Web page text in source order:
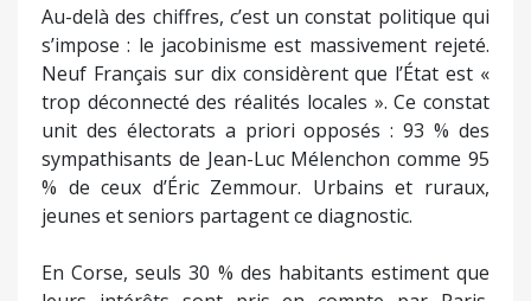
Au-delà des chiffres, c’est un constat politique qui
s’impose : le jacobinisme est massivement rejeté.
Neuf Français sur dix considèrent que l’État est «
trop déconnecté des réalités locales ». Ce constat
unit des électorats a priori opposés : 93 % des
sympathisants de Jean-Luc Mélenchon comme 95
% de ceux d’Éric Zemmour. Urbains et ruraux,
jeunes et seniors partagent ce diagnostic.
En Corse, seuls 30 % des habitants estiment que